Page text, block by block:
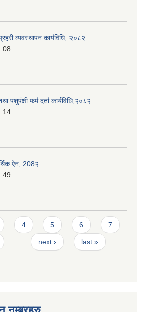
व्यवस्थापन कार्यविधि, २०८२
पशुपंक्षी फर्म दर्ता कार्यविधि,२०८२
ऐन, 208२
4 5 6 7
next › last »